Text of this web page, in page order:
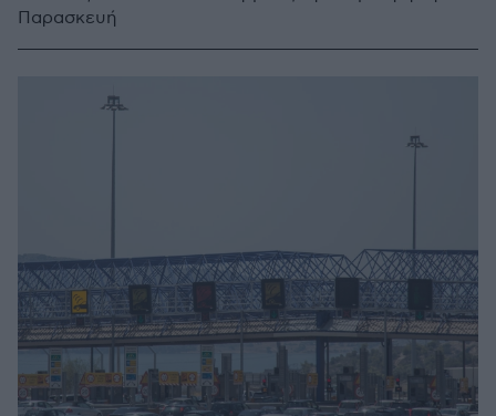
Παρασκευή